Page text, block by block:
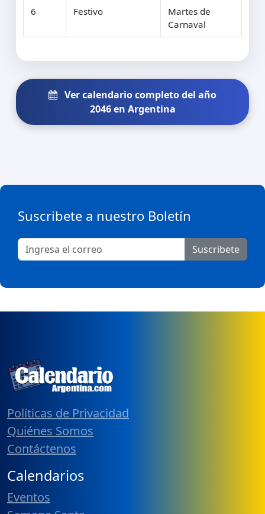
6 Festivo
Martes de
Carnaval
Ver calendario completo del año
2046 en Argentina
Suscribete a nuestro Boletín
Suscribete
Políticas de Privacidad
Quiénes Somos
Contáctenos
Calendarios
Eventos